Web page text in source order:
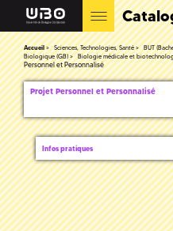
Accueil Sciences, Technologies, Santé BUT
Biologique (GB)
Biologie médicale et
Personnel et Personnalisé
Projet Personnel et Personnalisé
Infos pratiques